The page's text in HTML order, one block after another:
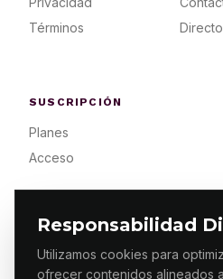
Responsabilidad
Utilizamos cookies para
ofrecer contenidos alineados
Términos
SUSCRIPCIÓN
Planes
Acceso
© 2026 ES PRIMERA MX.